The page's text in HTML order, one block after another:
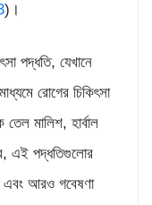
)।
পদ্ধতি, যেখানে
রোগের চিকিৎসা
তেল মালিশ, হার্বাল
এই পদ্ধতিগুলোর
এবং আরও গবেষণা